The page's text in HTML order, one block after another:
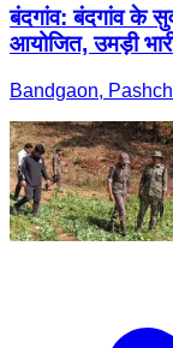
बंदगांव: बंदगांव के
आयोजित, उमड़ी
Bandgaon,